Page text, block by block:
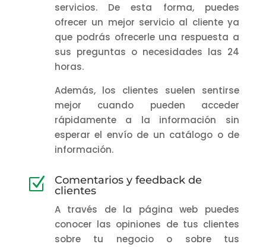
servicios. De esta forma, puedes
ofrecer un mejor servicio al cliente ya
que podrás ofrecerle una respuesta a
sus preguntas o necesidades las 24
horas.
Además, los clientes suelen sentirse
mejor cuando pueden acceder
rápidamente a la información sin
esperar el envío de un catálogo o de
información.
Z
Comentarios y feedback de
clientes
A través de la página web puedes
conocer las opiniones de tus clientes
sobre tu negocio o sobre tus